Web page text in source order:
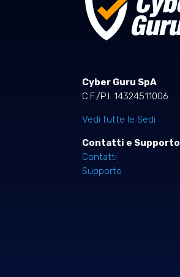
Cyber Guru SpA
C.F./P.I. 14324511006
Vedi tutte le Sedi
Contatti e Supporto
Contatti
Supporto